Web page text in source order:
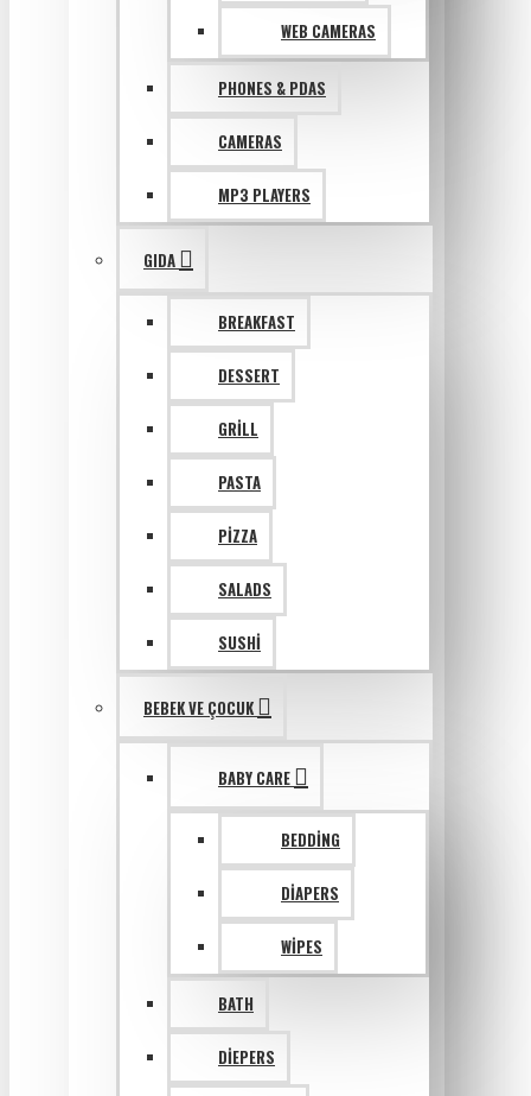
WEB CAMERAS
PHONES & PDAS
CAMERAS
MP3 PLAYERS
GIDA
BREAKFAST
DESSERT
GRILL
PASTA
PIZZA
SALADS
SUSHI
BEBEK VE ÇOCUK
BABY CARE
BEDDING
DIAPERS
WIPES
BATH
DIEPERS